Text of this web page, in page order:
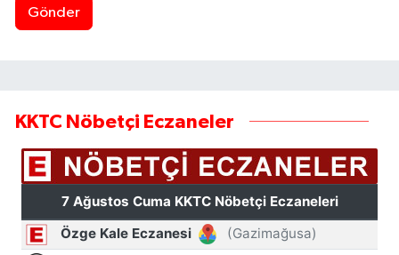
Gönder
KKTC Nöbetçi Eczaneler